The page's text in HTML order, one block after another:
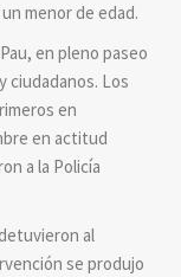
menor de edad.
en pleno paseo
ciudadanos. Los
en
en actitud
a la Policía
al
se produjo